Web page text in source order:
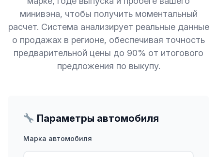
минивэна, чтобы получить моментальный
расчет. Система анализирует реальные данные
о продажах в регионе, обеспечивая точность
предварительной цены до 90% от итогового
предложения по выкупу.
Параметры автомобиля
Марка автомобиля